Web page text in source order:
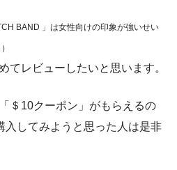
BAND 」は女性向けの印象が強いせい
てレビューしたいと思います。
＄10クーポン」がもらえるの
入してみようと思った人は是非